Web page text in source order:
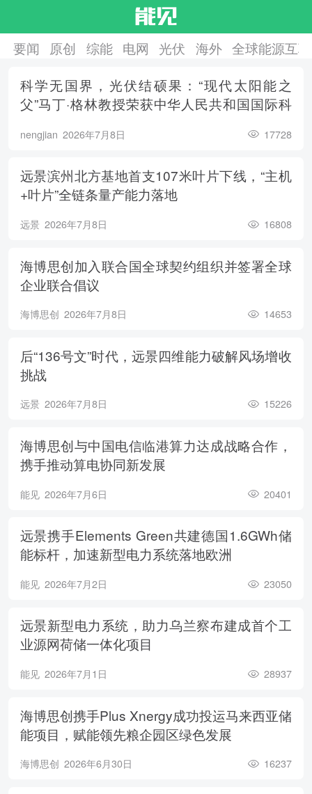
要闻 原创 综能 电网 光伏 海外 全球能源互
科学无国界，光伏结硕果：“现代太阳能之
父”马丁·格林教授荣获中华人民共和国国际科
nengjian 2026年7月8日 17728
远景滨州北方基地首支107米叶片下线，“主机
+叶片”全链条量产能力落地
远景 2026年7月8日 16808
海博思创加入联合国全球契约组织并签署全球
企业联合倡议
海博思创 2026年7月8日 14653
后“136号文”时代，远景四维能力破解风场增收
挑战
远景 2026年7月8日 15226
海博思创与中国电信临港算力达成战略合作，
携手推动算电协同新发展
能见 2026年7月6日 20401
远景携手Elements Green共建德国1.6GWh储
能标杆，加速新型电力系统落地欧洲
能见 2026年7月2日 23050
远景新型电力系统，助力乌兰察布建成首个工
业源网荷储一体化项目
能见 2026年7月1日 28937
海博思创携手Plus Xnergy成功投运马来西亚储
能项目，赋能领先粮企园区绿色发展
海博思创 2026年6月30日 16237